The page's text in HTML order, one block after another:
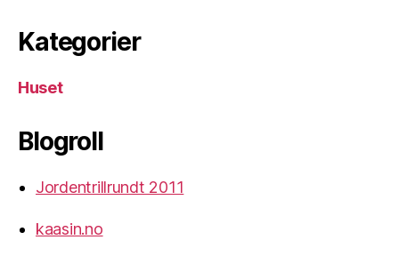
Kategorier
Huset
Blogroll
Jordentrillrundt 2011
kaasin.no